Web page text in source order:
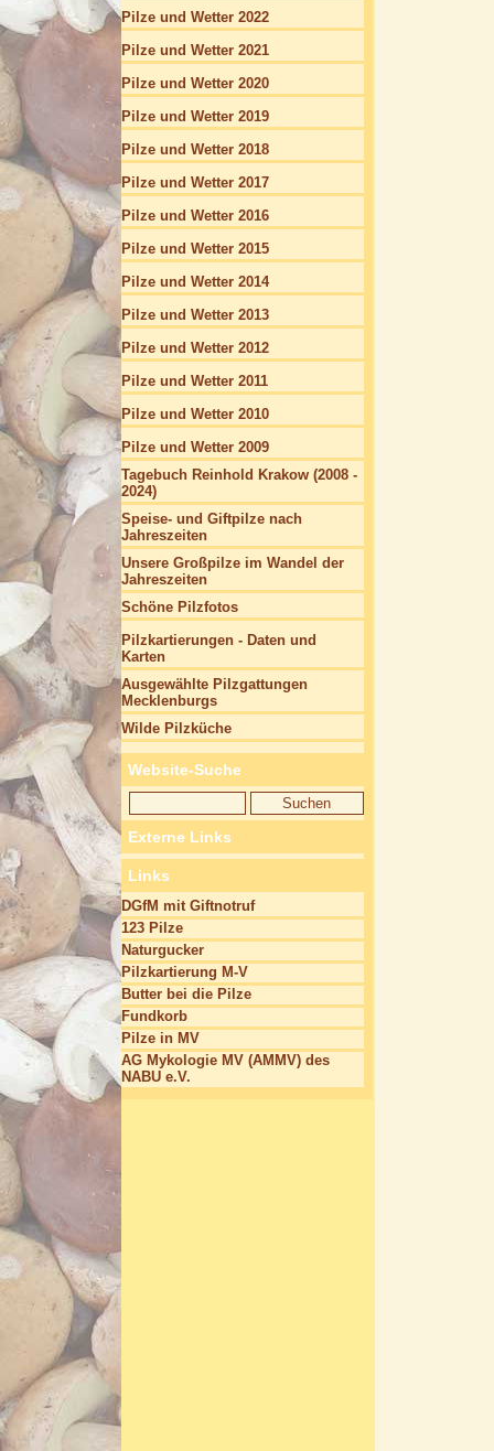
Pilze und Wetter 2022
Pilze und Wetter 2021
Pilze und Wetter 2020
Pilze und Wetter 2019
Pilze und Wetter 2018
Pilze und Wetter 2017
Pilze und Wetter 2016
Pilze und Wetter 2015
Pilze und Wetter 2014
Pilze und Wetter 2013
Pilze und Wetter 2012
Pilze und Wetter 2011
Pilze und Wetter 2010
Pilze und Wetter 2009
Tagebuch Reinhold Krakow (2008 -
2024)
Speise- und Giftpilze nach
Jahreszeiten
Unsere Großpilze im Wandel der
Jahreszeiten
Schöne Pilzfotos
Pilzkartierungen - Daten und
Karten
Ausgewählte Pilzgattungen
Mecklenburgs
Wilde Pilzküche
Website-Suche
Externe Links
Links
DGfM mit Giftnotruf
123 Pilze
Naturgucker
Pilzkartierung M-V
Butter bei die Pilze
Fundkorb
Pilze in MV
AG Mykologie MV (AMMV) des
NABU e.V.